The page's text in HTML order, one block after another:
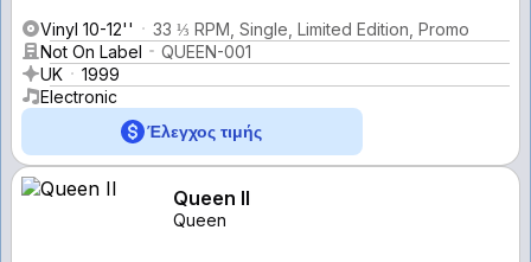
Vinyl 10-12''
33 ⅓ RPM, Single, Limited Edition, Promo
Not On Label
QUEEN-001
UK
1999
Electronic
Έλεγχος τιμής
Queen II
Queen